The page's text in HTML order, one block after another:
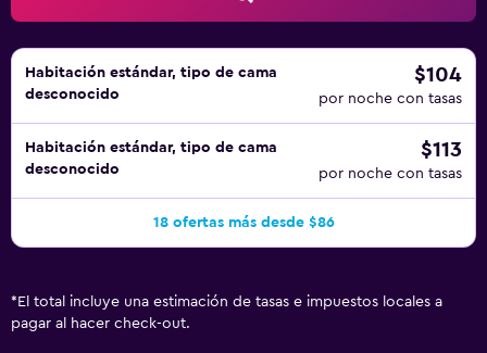
Habitación estándar, tipo de cama
desconocido
$104
por noche con tasas
Habitación estándar, tipo de cama
desconocido
$113
por noche con tasas
18 ofertas más desde $86
* El total incluye una estimación de tasas e impuestos locales a
pagar al hacer check-out.